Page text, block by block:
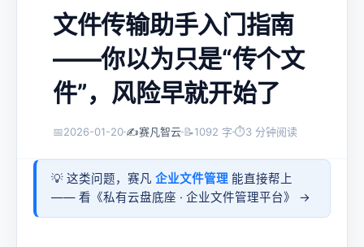
文件传输助手入门指南
——你以为只是“传个文
件”，风险早就开始了
📅2026-01-20 ✍️赛凡智云 📝1092 字 ⏱3 分钟阅读
💡 这类问题，赛凡 企业文件管理 能直接帮上
—— 看《私有云盘底座 · 企业文件管理平台》 →